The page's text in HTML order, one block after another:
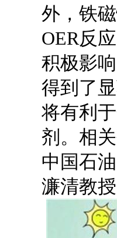
外，铁
OER反
积极影
得到了
将有利
剂。相
中国石
濂清教